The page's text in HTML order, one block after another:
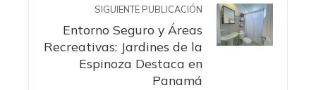
SIGUIENTE PUBLICACIÓN
Entorno Seguro y Áreas
Recreativas: Jardines de la
Espinoza Destaca en
Panamá